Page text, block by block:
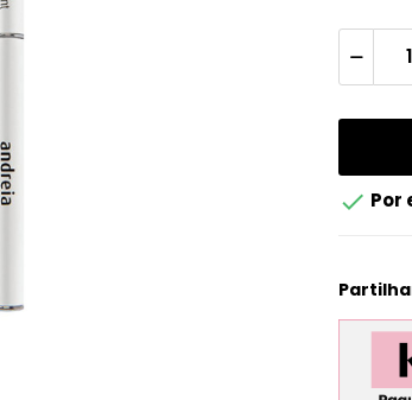
 Por